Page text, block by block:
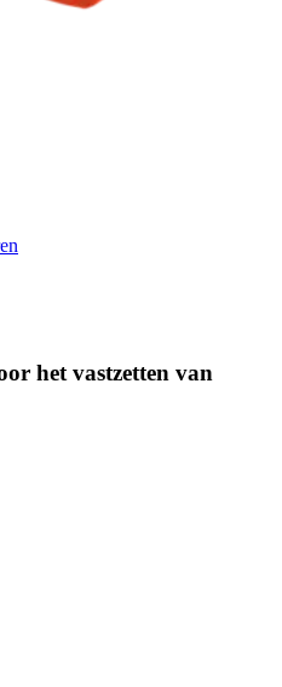
het vastzetten van